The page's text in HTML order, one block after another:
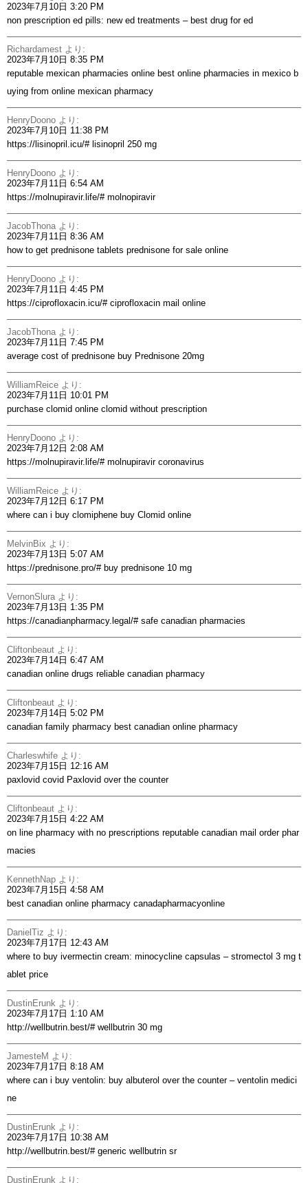
2023年7月10日 3:20 PM
non prescription ed pills: new ed treatments – best drug for ed
Richardamest より:
2023年7月10日 8:35 PM
reputable mexican pharmacies online best online pharmacies in mexico b
uying from online mexican pharmacy
HenryDoono より:
2023年7月10日 11:38 PM
https://lisinopril.icu/#lisinopril 250 mg
HenryDoono より:
2023年7月11日 6:54 AM
https://molnupiravir.life/#molnopiravir
JacobThona より:
2023年7月11日 8:36 AM
how to get prednisone tablets prednisone for sale online
HenryDoono より:
2023年7月11日 4:45 PM
https://ciprofloxacin.icu/#ciprofloxacin mail online
JacobThona より:
2023年7月11日 7:45 PM
average cost of prednisone buy Prednisone 20mg
WilliamReice より:
2023年7月11日 10:01 PM
purchase clomid online clomid without prescription
HenryDoono より:
2023年7月12日 2:08 AM
https://molnupiravir.life/#molnupiravir coronavirus
WilliamReice より:
2023年7月12日 6:17 PM
where can i buy clomiphene buy Clomid online
MelvinBix より:
2023年7月13日 5:07 AM
https://prednisone.pro/#buy prednisone 10 mg
VernonSlura より:
2023年7月13日 1:35 PM
https://canadianpharmacy.legal/#safe canadian pharmacies
Cliftonbeaut より:
2023年7月14日 6:47 AM
canadian online drugs reliable canadian pharmacy
Cliftonbeaut より:
2023年7月14日 5:02 PM
canadian family pharmacy best canadian online pharmacy
Charleswhife より:
2023年7月15日 12:16 AM
paxlovid covid Paxlovid over the counter
Cliftonbeaut より:
2023年7月15日 4:22 AM
on line pharmacy with no prescriptions reputable canadian mail order phar
macies
KennethNap より:
2023年7月15日 4:58 AM
best canadian online pharmacy canadapharmacyonline
DanielTiz より:
2023年7月17日 12:43 AM
where to buy ivermectin cream: minocycline capsulas – stromectol 3 mg t
ablet price
DustinErunk より:
2023年7月17日 1:10 AM
http://wellbutrin.best/#wellbutrin 30 mg
JamesteM より:
2023年7月17日 8:18 AM
where can i buy ventolin: buy albuterol over the counter– ventolin medici
ne
DustinErunk より:
2023年7月17日 10:38 AM
http://wellbutrin.best/#generic wellbutrin sr
DustinErunk より: